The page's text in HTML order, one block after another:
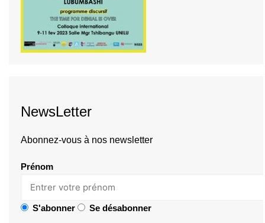
NewsLetter
Abonnez-vous à nos newsletter
Prénom
S'abonner Se désabonner